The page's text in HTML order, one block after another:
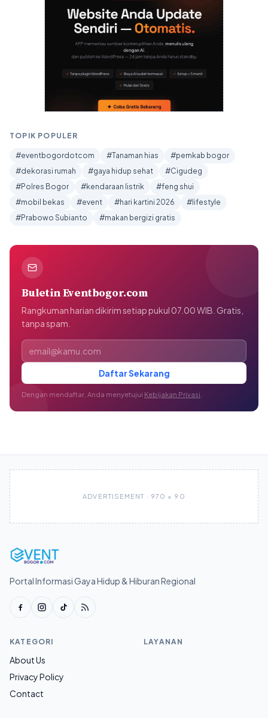
TOPIK POPULER
#eventbogordotcom #Tanaman hias
#pemkab bogor
#dekorasi rumah
#gaya hidup sehat
#Cigudeg
#Polres Bogor
#kendaraan listrik
#feng shui
#mobil bekas
#event #hari kartini 2026
#lifestyle
#Prabowo Subianto
#makan bergizi gratis
Buletin Eventbogor.com
Rangkuman harian dikirim setiap pukul 07.00 WIB. Gratis,
tanpa spam.
Alamat email
Daftar Sekarang
Dengan mendaftar, Anda menyetujui Kebijakan Privasi
ADVERTISEMENT · 970 × 90
Portal Informasi Gaya Hidup & Hiburan Regional
KATEGORI
About Us
Privacy Policy
Contact
LAYANAN